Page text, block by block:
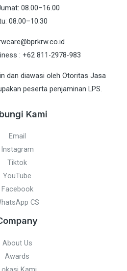
08.00–16.00
08.00–10.30
: +62 811-2978-983
dan diawasi oleh Otoritas Jasa
peserta penjaminan LPS.
Kami
Email
Instagram
Tiktok
YouTube
Facebook
CS
About Us
Awards